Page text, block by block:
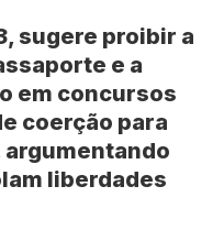
, sugere proibir a
e a
em concursos
coerção para
liberdades